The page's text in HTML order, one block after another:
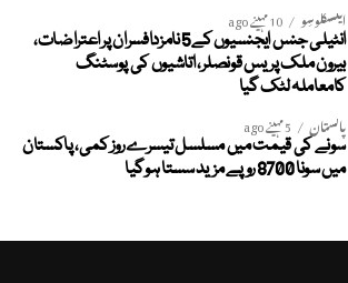
ایکسکلوسِو 10 مہینے ago
انٹیلی جنس ایجنسیوں کے5 نامزدافسران پر اعتراضات،
بیرون ملک پریس قونصلر، اتاشیوں کی پوسٹنگ
کامعاملہ لٹک گیا
پاکستان 5 مہینے ago
سونے کی قیمت میں مسلسل تیسرے روز کمی، پاکستان
میں سونا 8700 روپے مزید سستا ہوگیا